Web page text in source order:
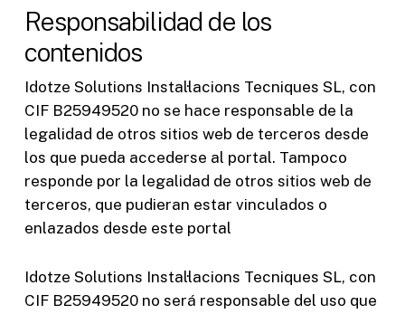
Responsabilidad de los
contenidos
Idotze Solutions Instal·lacions Tecniques SL, con
CIF B25949520 no se hace responsable de la
legalidad de otros sitios web de terceros desde
los que pueda accederse al portal. Tampoco
responde por la legalidad de otros sitios web de
terceros, que pudieran estar vinculados o
enlazados desde este portal
Idotze Solutions Instal·lacions Tecniques SL, con
CIF B25949520 no será responsable del uso que